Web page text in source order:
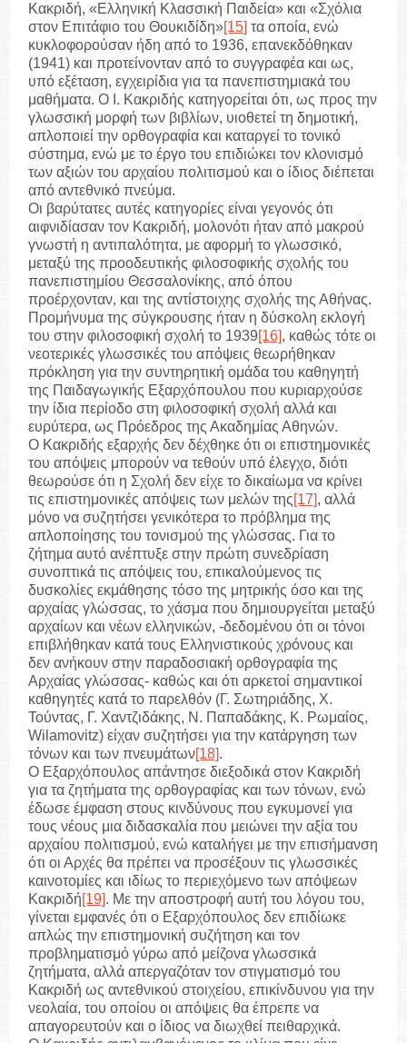
Κακριδή, «Ελληνική Κλασσική Παιδεία» και «Σχόλια
στον Επιτάφιο του Θουκιδίδη»[15] τα οποία, ενώ
κυκλοφορούσαν ήδη από το 1936, επανεκδόθηκαν
(1941) και προτείνονταν από το συγγραφέα και ως,
υπό εξέταση, εγχειρίδια για τα πανεπιστημιακά του
μαθήματα. Ο Ι. Κακριδής κατηγορείται ότι, ως προς την
γλωσσική μορφή των βιβλίων, υιοθετεί τη δημοτική,
απλοποιεί την ορθογραφία και καταργεί το τονικό
σύστημα, ενώ με το έργο του επιδιώκει τον κλονισμό
των αξιών του αρχαίου πολιτισμού και ο ίδιος διέπεται
από αντεθνικό πνεύμα.
Οι βαρύτατες αυτές κατηγορίες είναι γεγονός ότι
αιφνιδίασαν τον Κακριδή, μολονότι ήταν από μακρού
γνωστή η αντιπαλότητα, με αφορμή το γλωσσικό,
μεταξύ της προοδευτικής φιλοσοφικής σχολής του
πανεπιστημίου Θεσσαλονίκης, από όπου
προέρχονταν, και της αντίστοιχης σχολής της Αθήνας.
Προμήνυμα της σύγκρουσης ήταν η δύσκολη εκλογή
του στην φιλοσοφική σχολή το 1939[16], καθώς τότε οι
νεοτερικές γλωσσικές του απόψεις θεωρήθηκαν
πρόκληση για την συντηρητική ομάδα του καθηγητή
της Παιδαγωγικής Εξαρχόπουλου που κυριαρχούσε
την ίδια περίοδο στη φιλοσοφική σχολή αλλά και
ευρύτερα, ως Πρόεδρος της Ακαδημίας Αθηνών.
Ο Κακριδής εξαρχής δεν δέχθηκε ότι οι επιστημονικές
του απόψεις μπορούν να τεθούν υπό έλεγχο, διότι
θεωρούσε ότι η Σχολή δεν είχε το δικαίωμα να κρίνει
τις επιστημονικές απόψεις των μελών της[17], αλλά
μόνο να συζητήσει γενικότερα το πρόβλημα της
απλοποίησης του τονισμού της γλώσσας. Για το
ζήτημα αυτό ανέπτυξε στην πρώτη συνεδρίαση
συνοπτικά τις απόψεις του, επικαλούμενος τις
δυσκολίες εκμάθησης τόσο της μητρικής όσο και της
αρχαίας γλώσσας, το χάσμα που δημιουργείται μεταξύ
αρχαίων και νέων ελληνικών, -δεδομένου ότι οι τόνοι
επιβλήθηκαν κατά τους Ελληνιστικούς χρόνους και
δεν ανήκουν στην παραδοσιακή ορθογραφία της
Αρχαίας γλώσσας- καθώς και ότι αρκετοί σημαντικοί
καθηγητές κατά το παρελθόν (Γ. Σωτηριάδης, Χ.
Τούντας, Γ. Χαντζιδάκης, Ν. Παπαδάκης, Κ. Ρωμαίος,
Wilamovitz) είχαν συζητήσει για την κατάργηση των
τόνων και των πνευμάτων[18].
Ο Εξαρχόπουλος απάντησε διεξοδικά στον Κακριδή
για τα ζητήματα της ορθογραφίας και των τόνων, ενώ
έδωσε έμφαση στους κινδύνους που εγκυμονεί για
τους νέους μια διδασκαλία που μειώνει την αξία του
αρχαίου πολιτισμού, ενώ καταλήγει με την επισήμανση
ότι οι Αρχές θα πρέπει να προσέξουν τις γλωσσικές
καινοτομίες και ιδίως το περιεχόμενο των απόψεων
Κακριδή[19]. Με την αποστροφή αυτή του λόγου του,
γίνεται εμφανές ότι ο Εξαρχόπουλος δεν επιδίωκε
απλώς την επιστημονική συζήτηση και τον
προβληματισμό γύρω από μείζονα γλωσσικά
ζητήματα, αλλά απεργαζόταν τον στιγματισμό του
Κακριδή ως αντεθνικού στοιχείου, επικίνδυνου για την
νεολαία, του οποίου οι απόψεις θα έπρεπε να
απαγορευτούν και ο ίδιος να διωχθεί πειθαρχικά.